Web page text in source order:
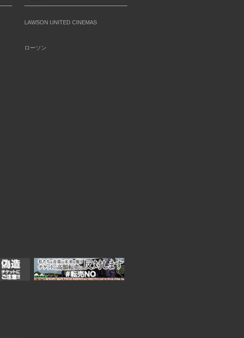
LAWSON UNITED CINEMAS
ローソン